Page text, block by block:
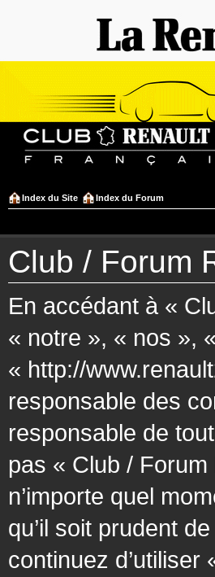
Index du Site Index du Forum
Club / Forum
En accédant à «
« notre », « nos »,
« http://
responsable des
responsable de
pas « Club /
n’importe quel
qu’il soit prudent
continuez